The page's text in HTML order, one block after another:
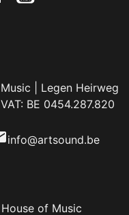
| Legen Heirweg
BE 0454.287.820
info@artsound.be
of Music